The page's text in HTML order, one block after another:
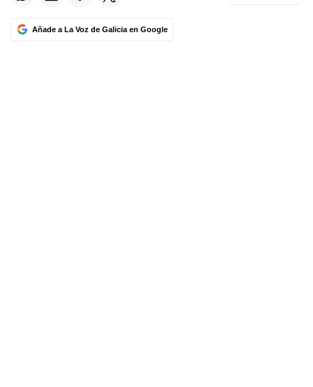
Añade a La Voz de Galicia en Google